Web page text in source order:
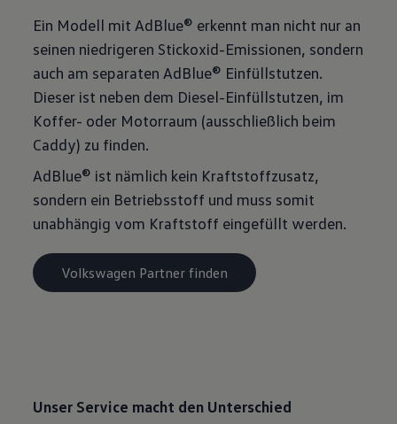
Ein Modell mit AdBlue® erkennt man nicht nur an
seinen niedrigeren Stickoxid-Emissionen, sondern
auch am separaten AdBlue® Einfüllstutzen.
Dieser ist neben dem Diesel-Einfüllstutzen, im
Koffer- oder Motorraum (ausschließlich beim
Caddy) zu finden.
AdBlue® ist nämlich kein Kraftstoffzusatz,
sondern ein Betriebsstoff und muss somit
unabhängig vom Kraftstoff eingefüllt werden.
Volkswagen Partner finden
Unser Service macht den Unterschied